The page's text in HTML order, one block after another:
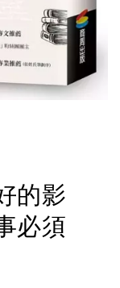
的影
必須